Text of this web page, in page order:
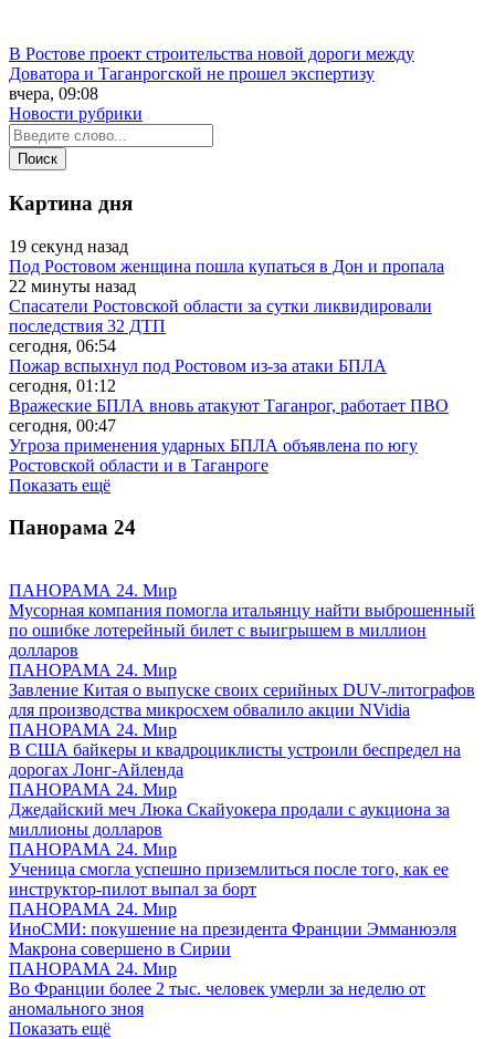
В Ростове проект строительства новой дороги между
Доватора и Таганрогской не прошел экспертизу
вчера, 09:08
Новости рубрики
Картина дня
19 секунд назад
Под Ростовом женщина пошла купаться в Дон и пропала
22 минуты назад
Спасатели Ростовской области за сутки ликвидировали
последствия 32 ДТП
сегодня, 06:54
Пожар вспыхнул под Ростовом из-за атаки БПЛА
сегодня, 01:12
Вражеские БПЛА вновь атакуют Таганрог, работает ПВО
сегодня, 00:47
Угроза применения ударных БПЛА объявлена по югу
Ростовской области и в Таганроге
Показать ещё
Панорама 24
ПАНОРАМА 24. Мир
Мусорная компания помогла итальянцу найти выброшенный
по ошибке лотерейный билет с выигрышем в миллион
долларов
ПАНОРАМА 24. Мир
Завление Китая о выпуске своих серийных DUV-литографов
для производства микросхем обвалило акции NVidia
ПАНОРАМА 24. Мир
В США байкеры и квадроциклисты устроили беспредел на
дорогах Лонг-Айленда
ПАНОРАМА 24. Мир
Джедайский меч Люка Скайуокера продали с аукциона за
миллионы долларов
ПАНОРАМА 24. Мир
Ученица смогла успешно приземлиться после того, как ее
инструктор-пилот выпал за борт
ПАНОРАМА 24. Мир
ИноСМИ: покушение на президента Франции Эмманюэля
Макрона совершено в Сирии
ПАНОРАМА 24. Мир
Во Франции более 2 тыс. человек умерли за неделю от
аномального зноя
Показать ещё